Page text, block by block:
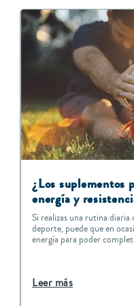
¿Los suplementos
energía y
Si realizas una rutina
deporte, puede que en
energía para poder
Leer más